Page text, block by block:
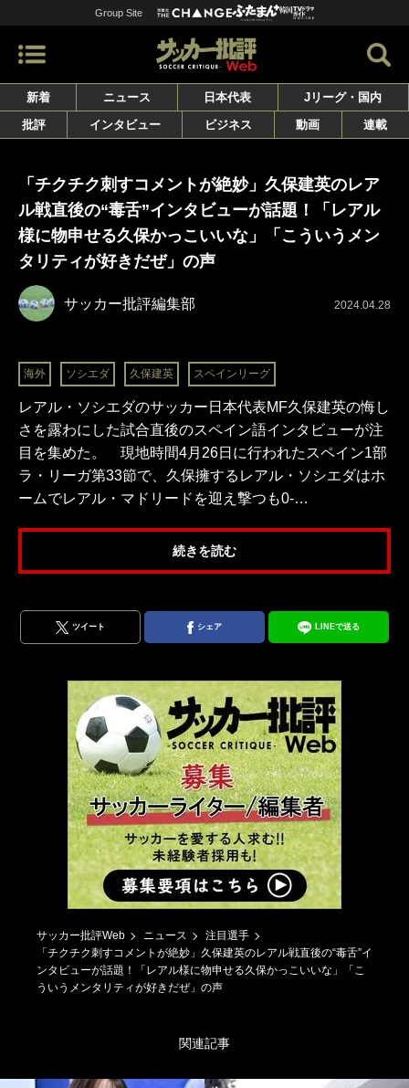
Group Site
新着 ニュース 日本代表
Jリーグ・国内
批評
インタビュー ビジネス 動画 連載
「チクチク刺すコメントが絶妙」久保建英のレア
ル戦直後の“毒舌”インタビューが話題！「レアル
様に物申せる久保かっこいいな」「こういうメン
タリティが好きだぜ」の声
サッカー批評編集部 2024.04.28
海外 ソシエダ 久保建英 スペインリーグ
レアル・ソシエダのサッカー日本代表MF久保建英の悔し
さを露わにした試合直後のスペイン語インタビューが注
目を集めた。 現地時間4月26日に行われたスペイン1部
ラ・リーガ第33節で、久保擁するレアル・ソシエダはホ
ームでレアル・マドリードを迎え撃つも0-…
続きを読む
ツイート シェア LINEで送る
サッカー批評Web ニュース
注目選手
「チクチク刺すコメントが絶妙」久保建英のレアル戦直後の“毒舌”イ
ンタビューが話題！「レアル様に物申せる久保かっこいいな」「こ
ういうメンタリティが好きだぜ」の声
関連記事